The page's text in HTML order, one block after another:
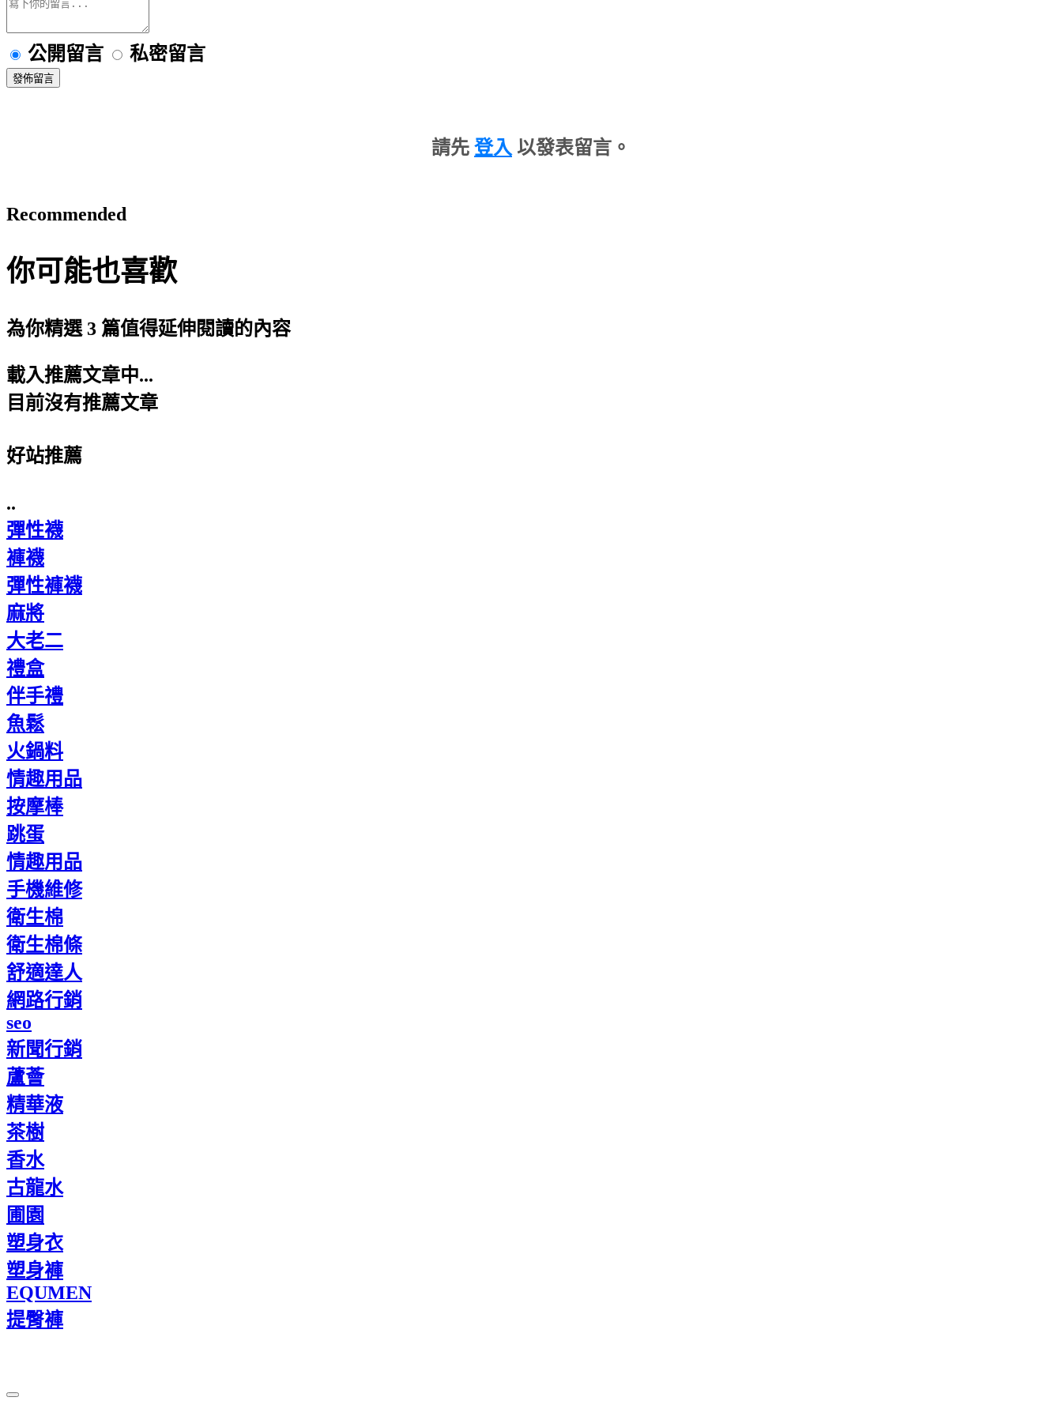
公開留言 私密留言
發佈留言
請先 登入 以發表留言。
Recommended
你可能也喜歡
為你精選 3 篇值得延伸閱讀的內容
載入推薦文章中...
目前沒有推薦文章
好站推薦
..
彈性襪
褲襪
彈性褲襪
麻將
大老二
禮盒
伴手禮
魚鬆
火鍋料
情趣用品
按摩棒
跳蛋
情趣用品
手機維修
衛生棉
衛生棉條
舒適達人
網路行銷
seo
新聞行銷
蘆薈
精華液
茶樹
香水
古龍水
圃園
塑身衣
塑身褲
EQUMEN
提臀褲